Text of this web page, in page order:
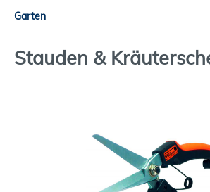
Garten
Stauden &